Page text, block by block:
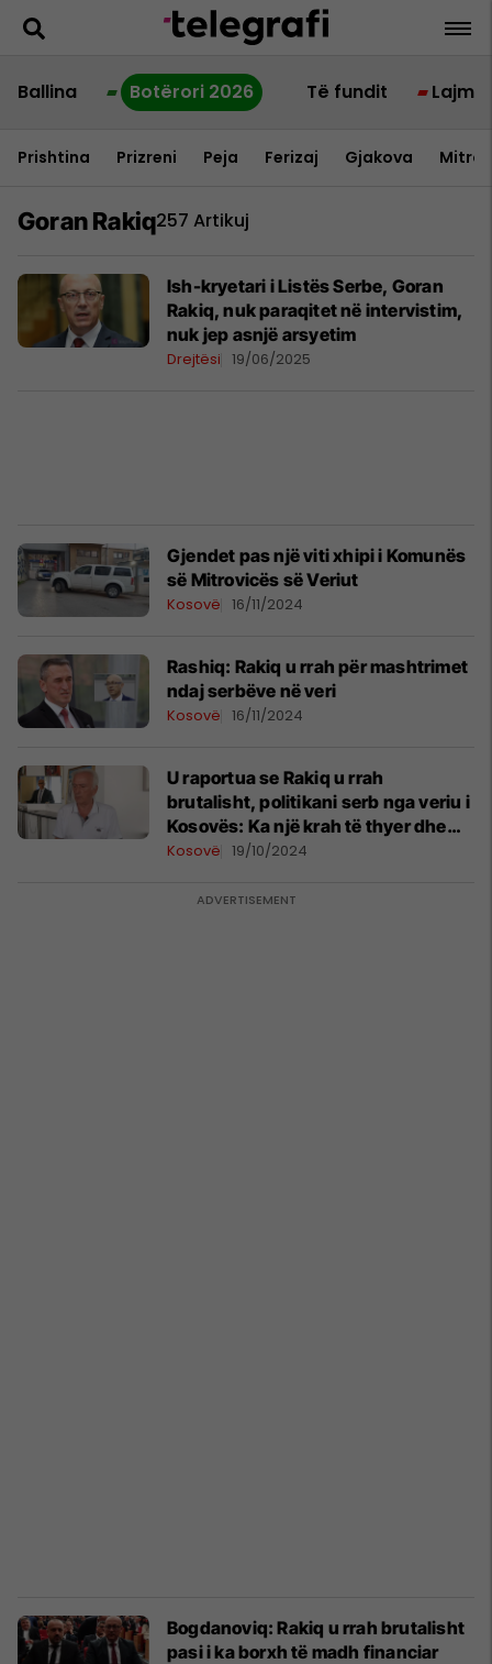
Ballina Botërori 2026 Të fundit Lajme
Prishtina Prizreni Peja Ferizaj Gjakova
Goran Rakiq257 Artikuj
Ish-kryetari i Listës Serbe, Goran
Rakiq, nuk paraqitet në intervistim,
nuk jep asnjë arsyetim
Drejtësi 19/06/2025
Gjendet pas një viti xhipi i Komunës
së Mitrovicës së Veriut
Kosovë 16/11/2024
Rashiq: Rakiq u rrah për mashtrimet
ndaj serbëve në veri
Kosovë 16/11/2024
U raportua se Rakiq u rrah
brutalisht, politikani serb nga veriu i
Kosovës: Ka një krah të thyer dhe
disa qepje në kokë
Kosovë 19/10/2024
Bogdanoviq: Rakiq u rrah brutalisht
pasi i ka borxh të madh financiar